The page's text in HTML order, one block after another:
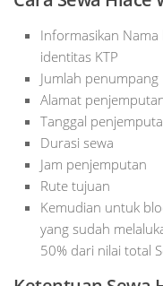
Informasikan Nama
identitas KTP
Jumlah penumpang
Alamat
Tanggal
Durasi sewa
Jam penjemputan
Rute tujuan
Kemudian untuk
yang sudah
50% dari nilai total